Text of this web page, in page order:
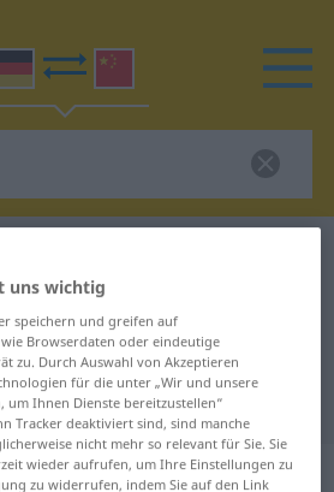
Übersetzung
Übersetzung
uns wichtig
speichern und greifen auf
Browserdaten oder eindeutige
zu. Durch Auswahl von Akzeptieren
für die unter „Wir und unsere
um Ihnen Dienste bereitzustellen“
Tracker deaktiviert sind, sind manche
nicht mehr so relevant für Sie. Sie
wieder aufrufen, um Ihre Einstellungen zu
zu widerrufen, indem Sie auf den Link